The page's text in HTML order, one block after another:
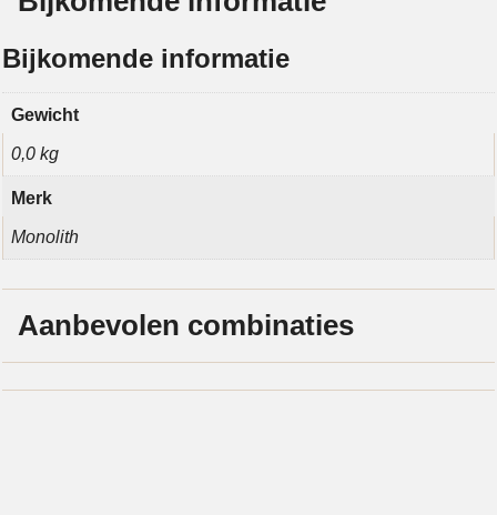
Bijkomende informatie
Gewicht
0,0 kg
Merk
Monolith
Aanbevolen combinaties